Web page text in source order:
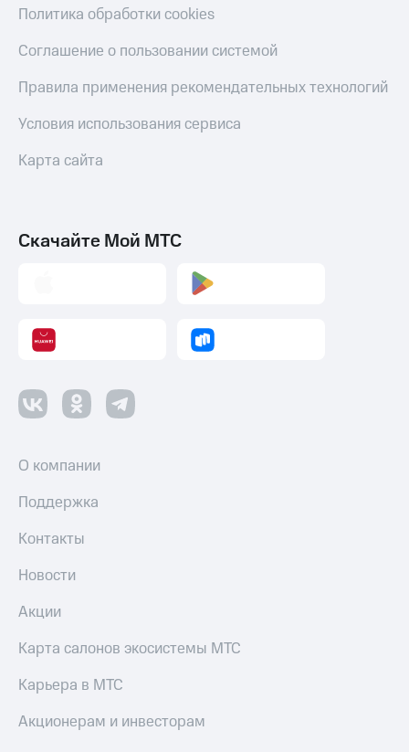
Политика обработки cookies
Соглашение о пользовании системой
Правила применения рекомендательных технологий
Условия использования сервиса
Карта сайта
Скачайте Мой МТС
О компании
Поддержка
Контакты
Новости
Акции
Карта салонов экосистемы МТС
Карьера в МТС
Акционерам и инвесторам